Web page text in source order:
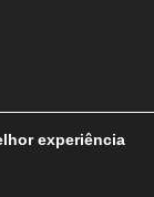
experiência